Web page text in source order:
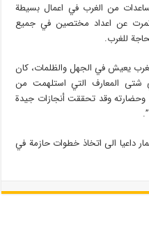
من الغرب في اعمال بسيطة
اثمرت عن اعداد مختصين في جميع
للغرب.
يعيش في الجهل والظلمات، كان
شتى المعارف التي استلهمت من
وحضارته وقد تحققت أنجازات جيدة
داعيا الى اتخاذ خطوات حازمة في